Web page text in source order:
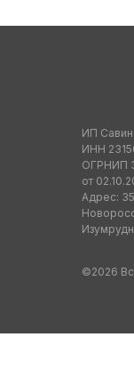
ИП Савин
ИНН
ОГРНИП
от
Адрес:
©2026